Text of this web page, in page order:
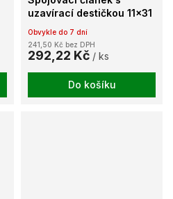
uzavírací destičkou 11x31
Obvykle do 7 dní
241,50 Kč bez DPH
292,22 Kč / ks
Do košíku